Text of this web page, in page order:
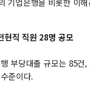
직 직원 28명 공모
부당대출 규모는 85
준이다.